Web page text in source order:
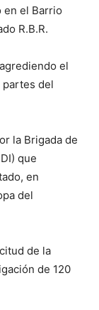
en el Barrio
R.B.R.
el
partes del
la Brigada de
que
en
del
de la
de 120